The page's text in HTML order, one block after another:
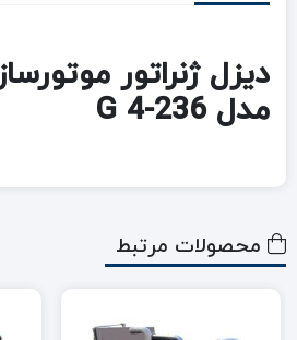
مدل G 4-236
محصولات مرتبط